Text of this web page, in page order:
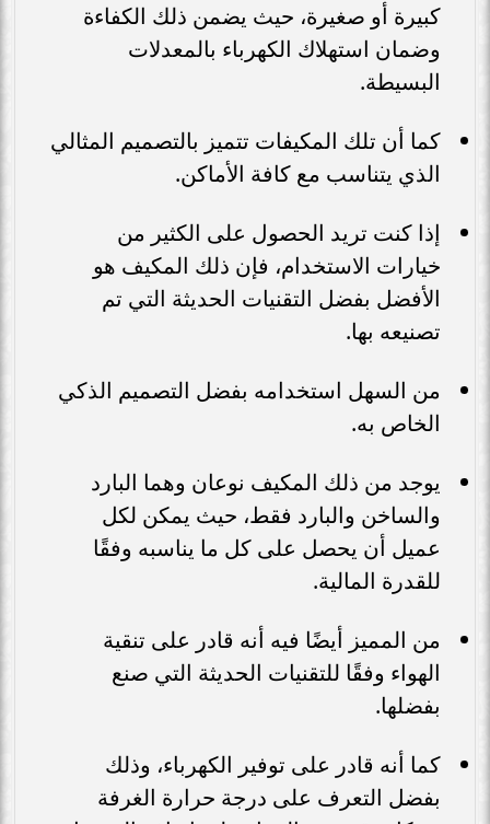
كبيرة أو صغيرة، حيث يضمن ذلك الكفاءة
وضمان استهلاك الكهرباء بالمعدلات
البسيطة.
كما أن تلك المكيفات تتميز بالتصميم المثالي
الذي يتناسب مع كافة الأماكن.
إذا كنت تريد الحصول على الكثير من
خيارات الاستخدام، فإن ذلك المكيف هو
الأفضل بفضل التقنيات الحديثة التي تم
تصنيعه بها.
من السهل استخدامه بفضل التصميم الذكي
الخاص به.
يوجد من ذلك المكيف نوعان وهما البارد
والساخن والبارد فقط، حيث يمكن لكل
عميل أن يحصل على كل ما يناسبه وفقًا
للقدرة المالية.
من المميز أيضًا فيه أنه قادر على تنقية
الهواء وفقًا للتقنيات الحديثة التي صنع
بفضلها.
كما أنه قادر على توفير الكهرباء، وذلك
بفضل التعرف على درجة حرارة الغرفة